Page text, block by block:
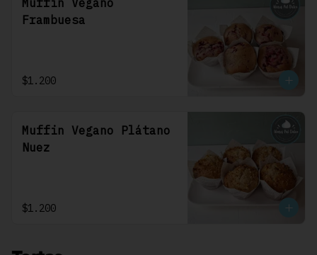
Muffin Vegano
Frambuesa
$1.200
Muffin Vegano Plátano
Nuez
$1.200